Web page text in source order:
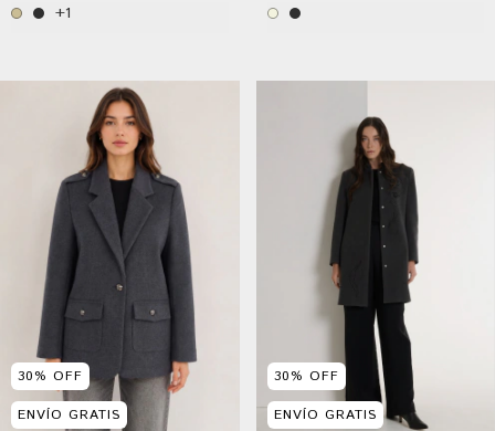
+1
30% OFF
ENVÍO GRATIS
30% OFF
ENVÍO GRATIS